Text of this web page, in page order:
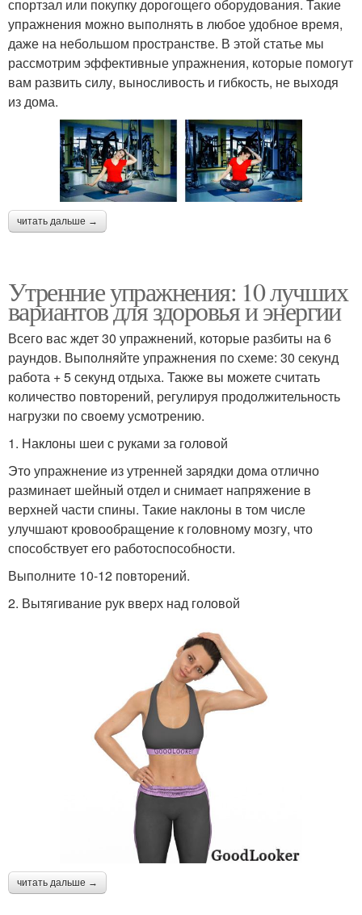
спортзал или покупку дорогощего оборудования. Такие
упражнения можно выполнять в любое удобное время,
даже на небольшом пространстве. В этой статье мы
рассмотрим эффективные упражнения, которые помогут
вам развить силу, выносливость и гибкость, не выходя
из дома.
читать дальше →
Утренние упражнения: 10 лучших
вариантов для здоровья и энергии
Всего вас ждет 30 упражнений, которые разбиты на 6
раундов. Выполняйте упражнения по схеме: 30 секунд
работа + 5 секунд отдыха. Также вы можете считать
количество повторений, регулируя продолжительность
нагрузки по своему усмотрению.
1. Наклоны шеи с руками за головой
Это упражнение из утренней зарядки дома отлично
разминает шейный отдел и снимает напряжение в
верхней части спины. Такие наклоны в том числе
улучшают кровообращение к головному мозгу, что
способствует его работоспособности.
Выполните 10-12 повторений.
2. Вытягивание рук вверх над головой
читать дальше →